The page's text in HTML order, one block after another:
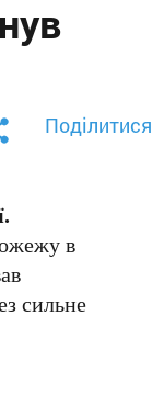
Поділитися
в
сильне